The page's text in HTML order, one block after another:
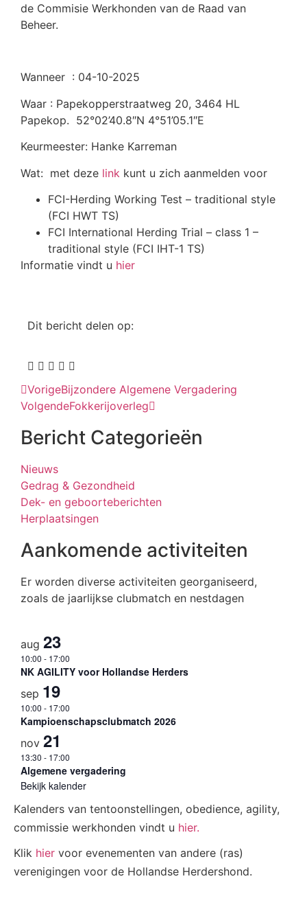
de Commisie Werkhonden van de Raad van
Beheer.
Wanneer : 04-10-2025
Waar : Papekopperstraatweg 20, 3464 HL
Papekop. 52°02’40.8″N 4°51’05.1″E
Keurmeester: Hanke Karreman
Wat: met deze link kunt u zich aanmelden voor
FCI-Herding Working Test – traditional style
(FCI HWT TS)
FCI International Herding Trial – class 1 –
traditional style (FCI IHT-1 TS)
Informatie vindt u hier
Dit bericht delen op:
VorigeBijzondere Algemene Vergadering
VolgendeFokkerijoverleg
Bericht Categorieën
Nieuws
Gedrag & Gezondheid
Dek- en geboorteberichten
Herplaatsingen
Aankomende activiteiten
Er worden diverse activiteiten georganiseerd,
zoals de jaarlijkse clubmatch en nestdagen
aug 23
10:00 - 17:00
NK AGILITY voor Hollandse Herders
sep 19
10:00 - 17:00
Kampioenschapsclubmatch 2026
nov 21
13:30 - 17:00
Algemene vergadering
Bekijk kalender
Kalenders van tentoonstellingen, obedience, agility,
commissie werkhonden vindt u hier.
Klik hier voor evenementen van andere (ras)
verenigingen voor de Hollandse Herdershond.